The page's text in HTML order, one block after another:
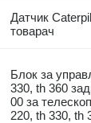
Датчик
товарач
Блок за
330, th 360
00 за
220, th 330, th